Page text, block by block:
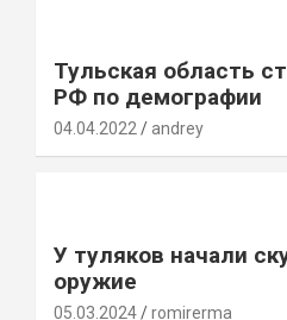
Тульская область
РФ по демографии
04.04.2022 andrey
У туляков начали
оружие
05.03.2024 romirerma